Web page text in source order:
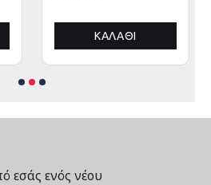
ΚΑΛΆΘΙ
εσάς ενός νέου